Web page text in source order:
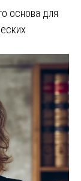
основа для